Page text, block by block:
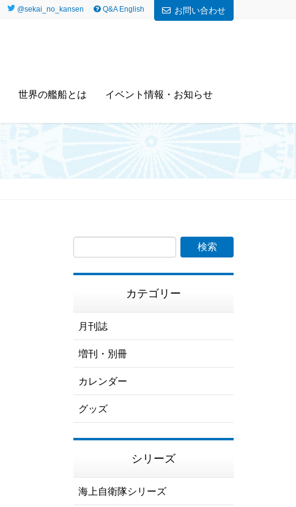
@sekai_no_kansen Q&A English お問い合わせ
世界の艦船とは イベント情報・お知らせ
カテゴリー
月刊誌
増刊・別冊
カレンダー
グッズ
シリーズ
海上自衛隊シリーズ